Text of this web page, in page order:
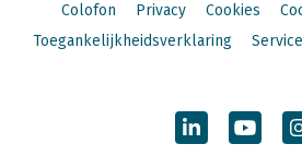
Colofon
Privacy Cookies
Toegankelijkheidsverklaring